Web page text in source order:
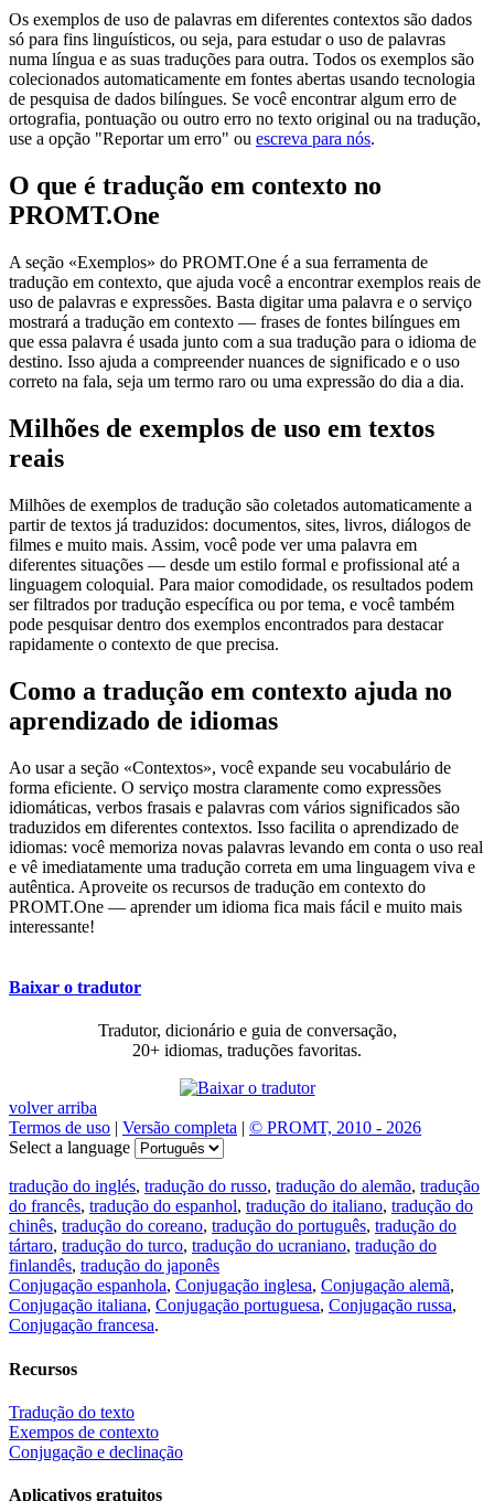
Os exemplos de uso de palavras em diferentes contextos são dados
só para fins linguísticos, ou seja, para estudar o uso de palavras
numa língua e as suas traduções para outra. Todos os exemplos são
colecionados automaticamente em fontes abertas usando tecnologia
de pesquisa de dados bilíngues. Se você encontrar algum erro de
ortografia, pontuação ou outro erro no texto original ou na tradução,
use a opção "Reportar um erro" ou escreva para nós.
O que é tradução em contexto no
PROMT.One
A seção «Exemplos» do PROMT.One é a sua ferramenta de
tradução em contexto, que ajuda você a encontrar exemplos reais de
uso de palavras e expressões. Basta digitar uma palavra e o serviço
mostrará a tradução em contexto — frases de fontes bilíngues em
que essa palavra é usada junto com a sua tradução para o idioma de
destino. Isso ajuda a compreender nuances de significado e o uso
correto na fala, seja um termo raro ou uma expressão do dia a dia.
Milhões de exemplos de uso em textos
reais
Milhões de exemplos de tradução são coletados automaticamente a
partir de textos já traduzidos: documentos, sites, livros, diálogos de
filmes e muito mais. Assim, você pode ver uma palavra em
diferentes situações — desde um estilo formal e profissional até a
linguagem coloquial. Para maior comodidade, os resultados podem
ser filtrados por tradução específica ou por tema, e você também
pode pesquisar dentro dos exemplos encontrados para destacar
rapidamente o contexto de que precisa.
Como a tradução em contexto ajuda no
aprendizado de idiomas
Ao usar a seção «Contextos», você expande seu vocabulário de
forma eficiente. O serviço mostra claramente como expressões
idiomáticas, verbos frasais e palavras com vários significados são
traduzidos em diferentes contextos. Isso facilita o aprendizado de
idiomas: você memoriza novas palavras levando em conta o uso real
e vê imediatamente uma tradução correta em uma linguagem viva e
autêntica. Aproveite os recursos de tradução em contexto do
PROMT.One — aprender um idioma fica mais fácil e muito mais
interessante!
Baixar o tradutor
Tradutor, dicionário e guia de conversação,
20+ idiomas, traduções favoritas.
volver arriba
Termos de uso | Versão completa | © PROMT, 2010 - 2026
Select a language
tradução do inglés, tradução do russo, tradução do alemão, tradução
do francês, tradução do espanhol, tradução do italiano, tradução do
chinês, tradução do coreano, tradução do português, tradução do
tártaro, tradução do turco, tradução do ucraniano, tradução do
finlandês, tradução do japonês
Conjugação espanhola, Conjugação inglesa, Conjugação alemã,
Conjugação italiana, Conjugação portuguesa, Conjugação russa,
Conjugação francesa.
Recursos
Tradução do texto
Exempos de contexto
Conjugação e declinação
Aplicativos gratuitos